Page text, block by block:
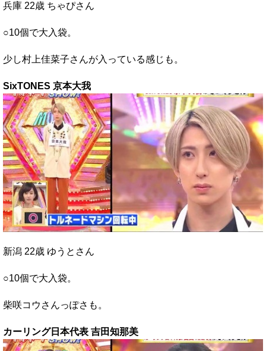
兵庫 22歳 ちゃぴさん
○10個で大入袋。
少し村上佳菜子さんが入っている感じも。
SixTONES 京本大我
新潟 22歳 ゆうとさん
○10個で大入袋。
柴咲コウさんっぽさも。
カーリング日本代表 吉田知那美